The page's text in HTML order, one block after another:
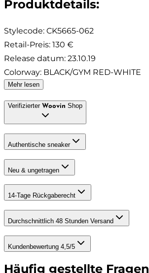
Produktdetails:
Stylecode: CK5665-062
Retail-Preis: 130 €
Release datum: 23.10.19
Colorway: BLACK/GYM RED-WHITE
Mehr lesen
Verifizierter Woovin Shop
Authentische sneaker
Neu & ungetragen
14-Tage Rückgaberecht
Durchschnittlich 48 Stunden Versand
Kundenbewertung 4,5/5
Häufig gestellte Fragen